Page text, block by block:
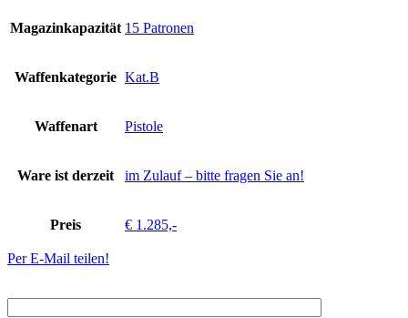
Magazinkapazität 15 Patronen
Waffenkategorie Kat.B
Waffenart Pistole
Ware ist derzeit im Zulauf – bitte fragen Sie an!
Preis € 1.285,-
Per E-Mail teilen!